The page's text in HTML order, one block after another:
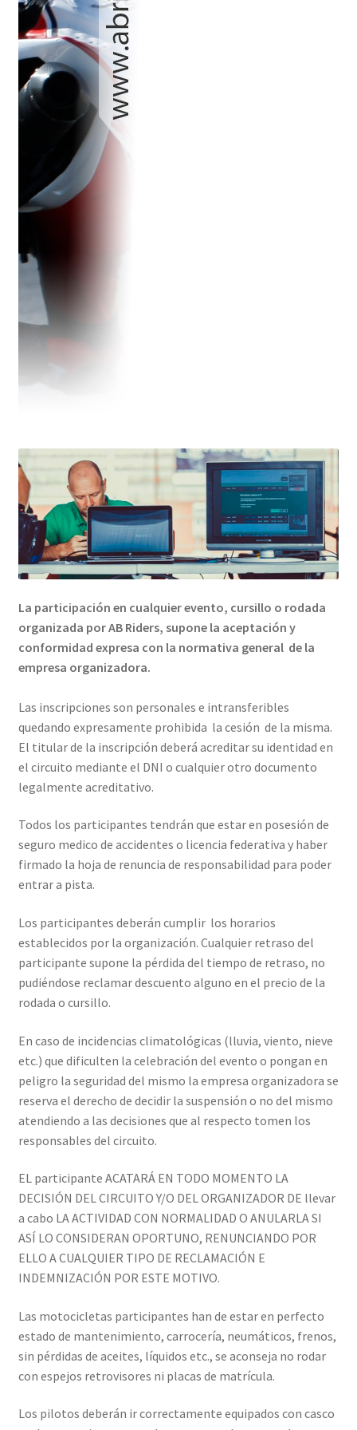
La participación en cualquier evento, cursillo o rodada
organizada por AB Riders, supone la aceptación y
conformidad expresa con la normativa general de la
empresa organizadora.
Las inscripciones son personales e intransferibles
quedando expresamente prohibida la cesión de la misma.
El titular de la inscripción deberá acreditar su identidad en
el circuito mediante el DNI o cualquier otro documento
legalmente acreditativo.
Todos los participantes tendrán que estar en posesión de
seguro medico de accidentes o licencia federativa y haber
firmado la hoja de renuncia de responsabilidad para poder
entrar a pista.
Los participantes deberán cumplir los horarios
establecidos por la organización. Cualquier retraso del
participante supone la pérdida del tiempo de retraso, no
pudiéndose reclamar descuento alguno en el precio de la
rodada o cursillo.
En caso de incidencias climatológicas (lluvia, viento, nieve
etc.) que dificulten la celebración del evento o pongan en
peligro la seguridad del mismo la empresa organizadora se
reserva el derecho de decidir la suspensión o no del mismo
atendiendo a las decisiones que al respecto tomen los
responsables del circuito.
EL participante ACATARÁ EN TODO MOMENTO LA
DECISIÓN DEL CIRCUITO Y/O DEL ORGANIZADOR DE llevar
a cabo LA ACTIVIDAD CON NORMALIDAD O ANULARLA SI
ASÍ LO CONSIDERAN OPORTUNO, RENUNCIANDO POR
ELLO A CUALQUIER TIPO DE RECLAMACIÓN E
INDEMNIZACIÓN POR ESTE MOTIVO.
Las motocicletas participantes han de estar en perfecto
estado de mantenimiento, carrocería, neumáticos, frenos,
sin pérdidas de aceites, líquidos etc., se aconseja no rodar
con espejos retrovisores ni placas de matrícula.
Los pilotos deberán ir correctamente equipados con casco